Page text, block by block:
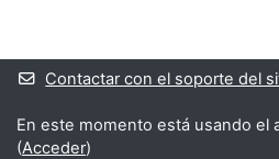
Bloques suplementarios
Contactar con el soporte del
En este momento está usando el
(Acceder)